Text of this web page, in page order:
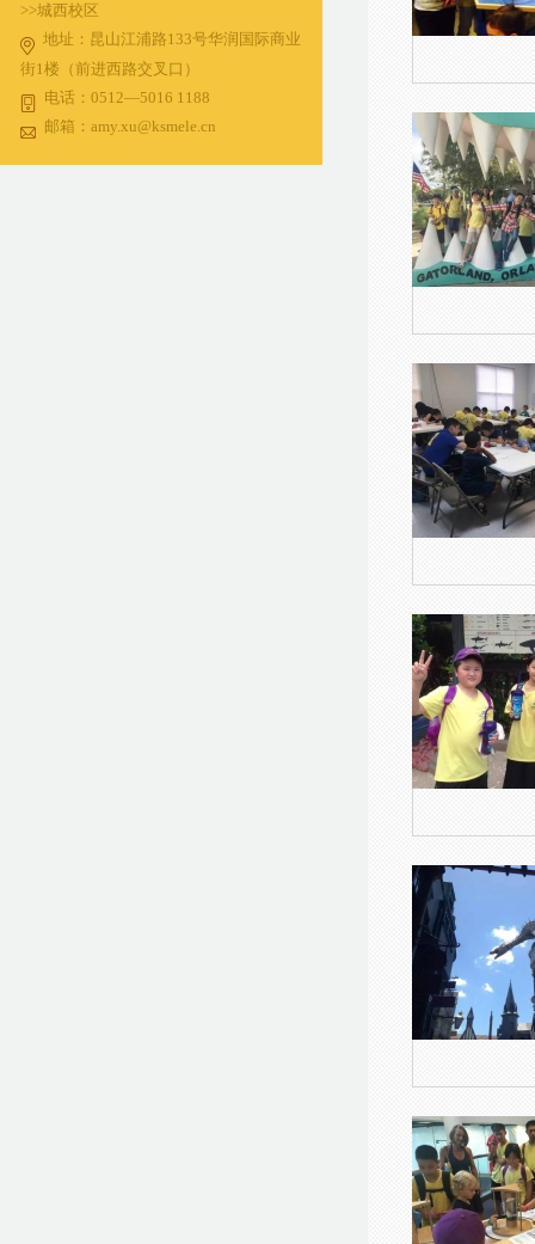
>>城西校区
地址：昆山江浦路133号华润国际商业
街1楼（前进西路交叉口）
电话：0512—5016 1188
邮箱：amy.xu@ksmele.cn